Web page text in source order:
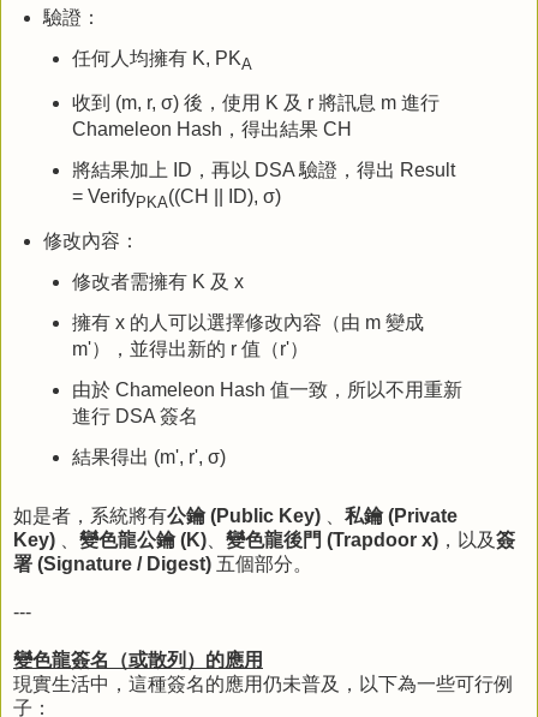
驗證：
任何人均擁有 K, PKA
收到 (m, r, σ) 後，使用 K 及 r 將訊息 m 進行
Chameleon Hash，得出結果 CH
將結果加上 ID，再以 DSA 驗證，得出 Result
= VerifyPKA((CH || ID), σ)
修改內容：
修改者需擁有 K 及 x
擁有 x 的人可以選擇修改內容（由 m 變成
m'），並得出新的 r 值（r'）
由於 Chameleon Hash 值一致，所以不用重新
進行 DSA 簽名
結果得出 (m', r', σ)
如是者，系統將有公鑰 (Public Key)
私鑰 (Private
Key)
變色龍公鑰 (K) 變色龍後門 (Trapdoor x) ，以及簽
署 (Signature / Digest) 五個部分。
---
變色龍簽名（或散列）的應用
現實生活中，這種簽名的應用仍未普及，以下為一些可行例
子：